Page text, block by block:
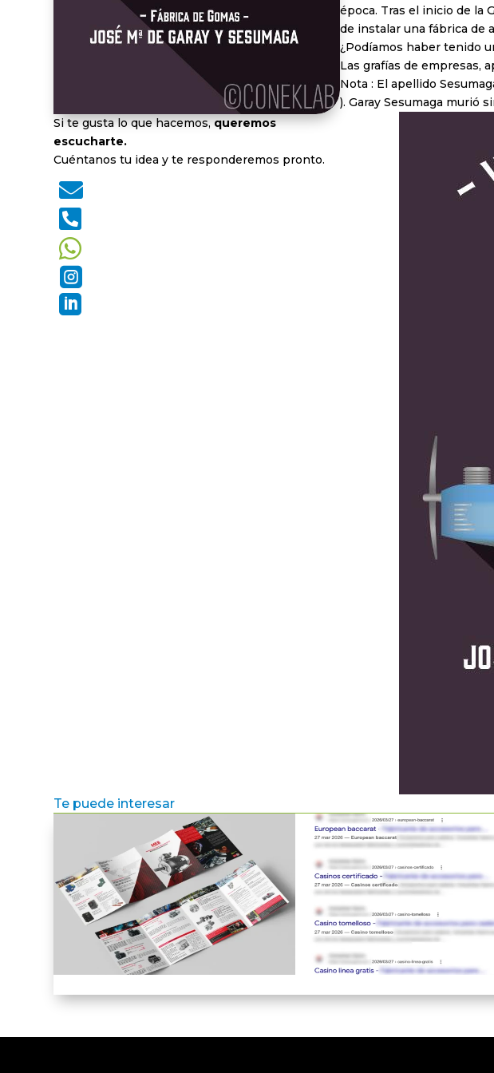
Si te gusta lo que hacemos,queremos
escucharte.
Cuéntanos tu idea y te responderemos pronto.





época. Tras el inicio de la
de instalar una fábrica de
¿Podíamos haber tenido
Las grafías de empresas,
Nota : El apellido
). Garay Sesumaga murió
Te puede interesar